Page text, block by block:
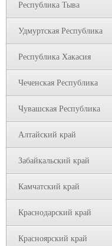
Республика Тыва
Удмуртская Республика
Республика Хакасия
Чеченская Республика
Чувашская Республика
Алтайский край
Забайкальский край
Камчатский край
Краснодарский край
Красноярский край